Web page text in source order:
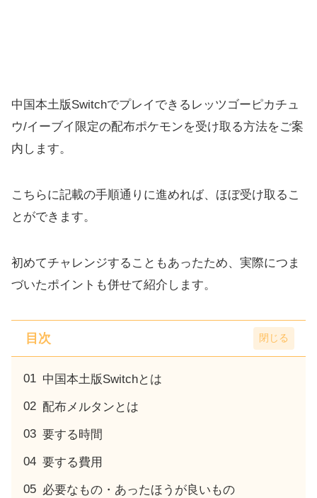
中国本土版Switchでプレイできるレッツゴーピカチュ
ウ/イーブイ限定の配布ポケモンを受け取る方法をご案
内します。
こちらに記載の手順通りに進めれば、ほぼ受け取るこ
とができます。
初めてチャレンジすることもあったため、実際につま
づいたポイントも併せて紹介します。
目次
中国本土版Switchとは
配布メルタンとは
要する時間
要する費用
必要なもの・あったほうが良いもの